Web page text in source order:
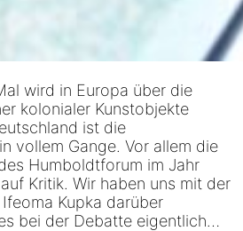
wird in Europa über die
kolonialer Kunstobjekte
ist die
vollem Gange. Vor allem die
Humboldtforum im Jahr
Kritik. Wir haben uns mit der
Kupka darüber
bei der Debatte eigentlich…